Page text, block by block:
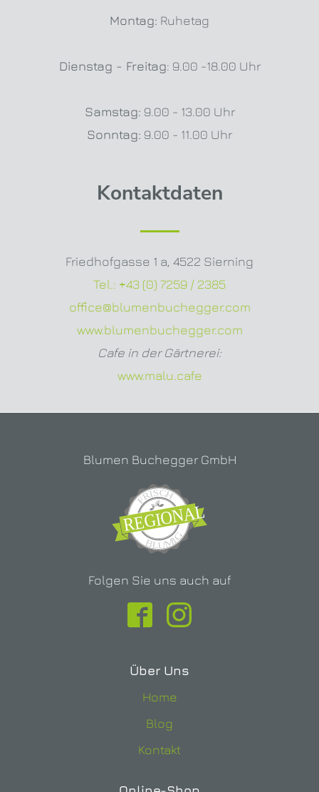
Montag: Ruhetag
Dienstag - Freitag: 9.00 -18.00 Uhr
Samstag: 9.00 - 13.00 Uhr
Sonntag: 9.00 - 11.00 Uhr
Kontaktdaten
Friedhofgasse 1 a, 4522 Sierning
Tel.: +43 (0) 7259 / 2385
office@blumenbuchegger.com
www.blumenbuchegger.com
Cafe in der Gärtnerei:
www.malu.cafe
Blumen Buchegger GmbH
Folgen Sie uns auch auf
Über Uns
Home
Blog
Kontakt